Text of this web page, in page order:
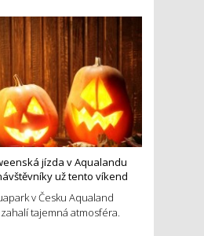
jízda v Aqualandu
už tento víkend
v Česku Aqualand
tajemná atmosféra.